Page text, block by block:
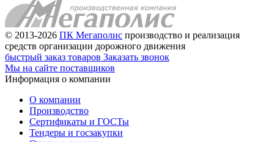
© 2013-2026 ПК Мегаполис производство и реализация
средств организации дорожного движения
быстрый заказ товаров Заказать звонок
Мы на сайте поставщиков
Информация о компании
О компании
Производство
Сертификаты и ГОСТы
Тендеры и госзакупки